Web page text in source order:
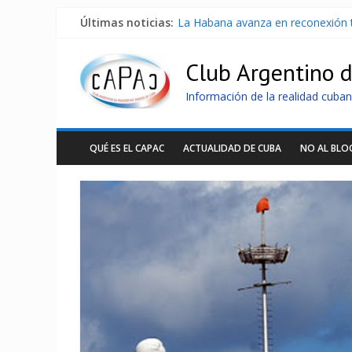
Últimas noticias: La Habana avanza en
Milei firmó memorándum con
China presenta robots que
Club Argentino
Información de la realidad
QUÉ ES EL CAPAC ACTUALIDAD DE CUBA NO AL